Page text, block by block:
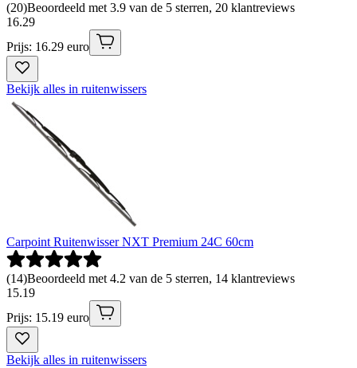
(20)Beoordeeld met 3.9 van de 5 sterren, 20 klantreviews
16.29
Prijs: 16.29 euro
Bekijk alles in ruitenwissers
Carpoint Ruitenwisser NXT Premium 24C 60cm
(14)Beoordeeld met 4.2 van de 5 sterren, 14 klantreviews
15.19
Prijs: 15.19 euro
Bekijk alles in ruitenwissers